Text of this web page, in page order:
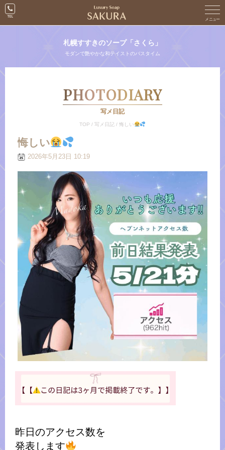
札幌すすきのソープ「さくら」
モダンで艶やかな和テイストのバスタイム
PHOTODIARY
写メ日記
TOP /写メ日記 /悔しい
悔しい
2026年5月23日 10:19
昨日のアクセス数を
発表します